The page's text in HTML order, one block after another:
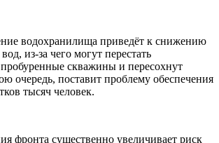
водохранилища приведёт к снижению
из-за чего могут перестать
скважины и пересохнут
очередь, поставит проблему обеспечения
тысяч человек.
фронта существенно увеличивает риск